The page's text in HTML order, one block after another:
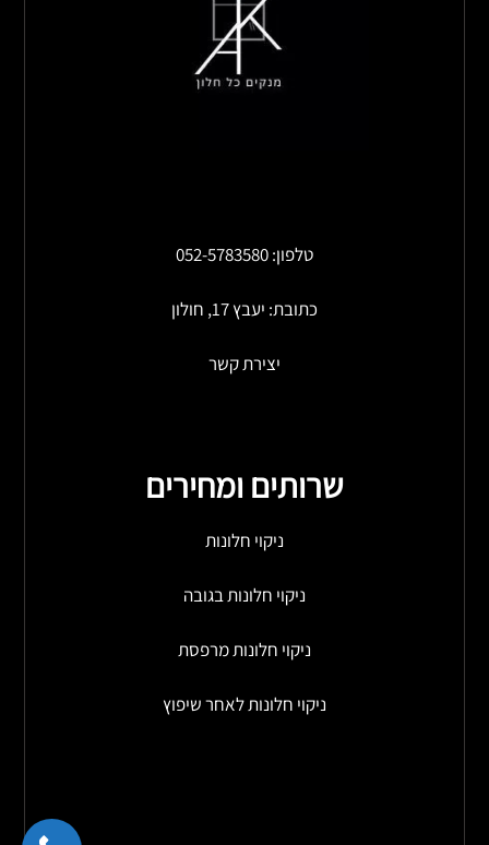
טלפון: 052-5783580
כתובת: יעבץ 17, חולון
יצירת קשר
שרותים ומחירים
ניקוי חלונות
ניקוי חלונות בגובה
ניקוי חלונות מרפסת
ניקוי חלונות לאחר שיפוץ